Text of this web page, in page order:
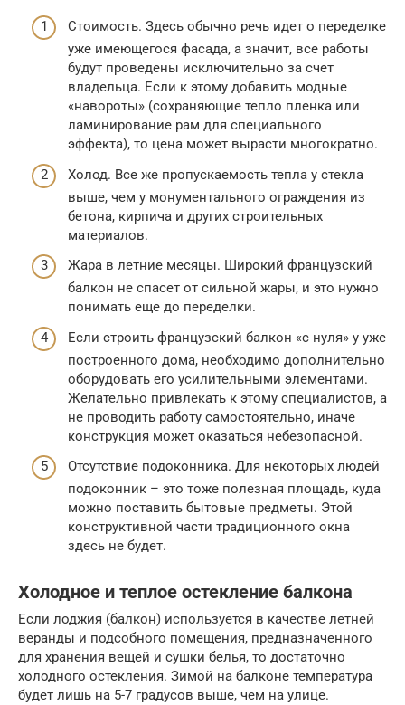
Стоимость. Здесь обычно речь идет о переделке
уже имеющегося фасада, а значит, все работы
будут проведены исключительно за счет
владельца. Если к этому добавить модные
«навороты» (сохраняющие тепло пленка или
ламинирование рам для специального
эффекта), то цена может вырасти многократно.
Холод. Все же пропускаемость тепла у стекла
выше, чем у монументального ограждения из
бетона, кирпича и других строительных
материалов.
Жара в летние месяцы. Широкий французский
балкон не спасет от сильной жары, и это нужно
понимать еще до переделки.
Если строить французский балкон «с нуля» у уже
построенного дома, необходимо дополнительно
оборудовать его усилительными элементами.
Желательно привлекать к этому специалистов, а
не проводить работу самостоятельно, иначе
конструкция может оказаться небезопасной.
Отсутствие подоконника. Для некоторых людей
подоконник – это тоже полезная площадь, куда
можно поставить бытовые предметы. Этой
конструктивной части традиционного окна
здесь не будет.
Холодное и теплое остекление балкона
Если лоджия (балкон) используется в качестве летней
веранды и подсобного помещения, предназначенного
для хранения вещей и сушки белья, то достаточно
холодного остекления. Зимой на балконе температура
будет лишь на 5-7 градусов выше, чем на улице.